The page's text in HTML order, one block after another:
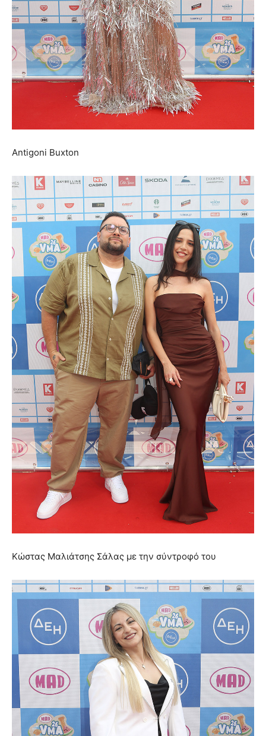
Antigoni Buxton
Κώστας Μαλιάτσης Σάλας με την σύντροφό του